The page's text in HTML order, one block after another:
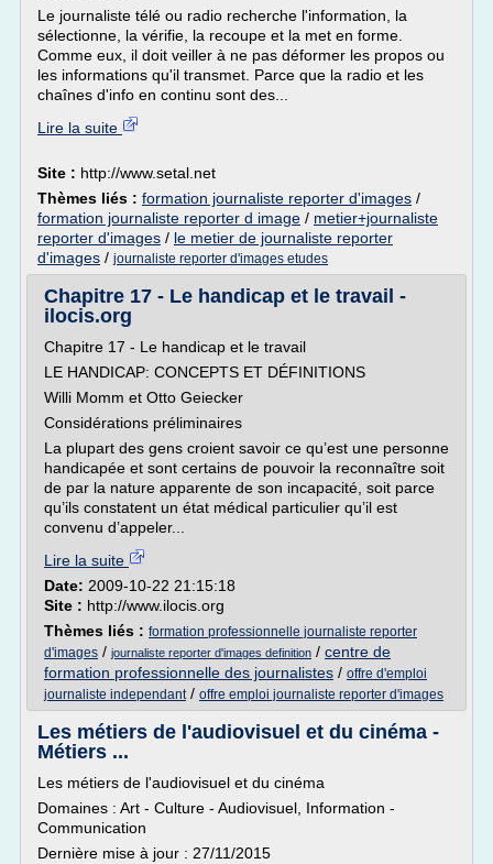
Le journaliste télé ou radio recherche l'information, la
sélectionne, la vérifie, la recoupe et la met en forme.
Comme eux, il doit veiller à ne pas déformer les propos ou
les informations qu'il transmet. Parce que la radio et les
chaînes d'info en continu sont des...
Lire la suite
Site : http://www.setal.net
Thèmes liés : formation journaliste reporter d'images /
formation journaliste reporter d image / metier+journaliste
reporter d'images / le metier de journaliste reporter
d'images / journaliste reporter d'images etudes
Chapitre 17 - Le handicap et le travail -
ilocis.org
Chapitre 17 - Le handicap et le travail
LE HANDICAP: CONCEPTS ET DÉFINITIONS
Willi Momm et Otto Geiecker
Considérations préliminaires
La plupart des gens croient savoir ce qu’est une personne
handicapée et sont certains de pouvoir la reconnaître soit
de par la nature apparente de son incapacité, soit parce
qu’ils constatent un état médical particulier qu’il est
convenu d’appeler...
Lire la suite
Date: 2009-10-22 21:15:18
Site : http://www.ilocis.org
Thèmes liés : formation professionnelle journaliste reporter
d'images / journaliste reporter d'images definition / centre de
formation professionnelle des journalistes / offre d'emploi
journaliste independant/ offre emploi journaliste reporter d'images
Les métiers de l'audiovisuel et du cinéma -
Métiers ...
Les métiers de l'audiovisuel et du cinéma
Domaines : Art - Culture - Audiovisuel, Information -
Communication
Dernière mise à jour : 27/11/2015